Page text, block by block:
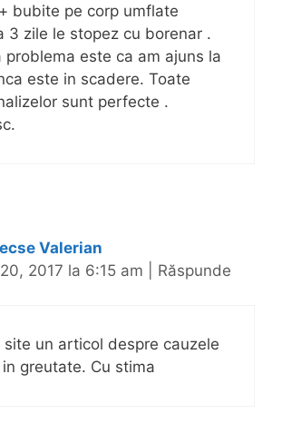
bubite pe corp umflate
3 zile le stopez cu borenar .
problema este ca am ajuns la
este in scadere. Toate
sunt perfecte .
Valerian
2017 la 6:15 am
Răspunde
site un articol despre cauzele
greutate. Cu stima